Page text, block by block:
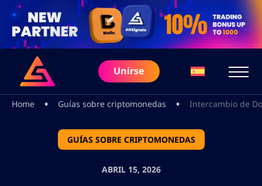
Unirse
Home • Guías sobre criptomonedas • Intercambio de
GUÍAS SOBRE CRIPTOMONEDAS
ABRIL 15, 2026